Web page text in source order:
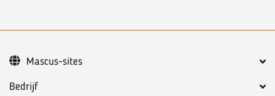
Bedrijf
Mascus-sites